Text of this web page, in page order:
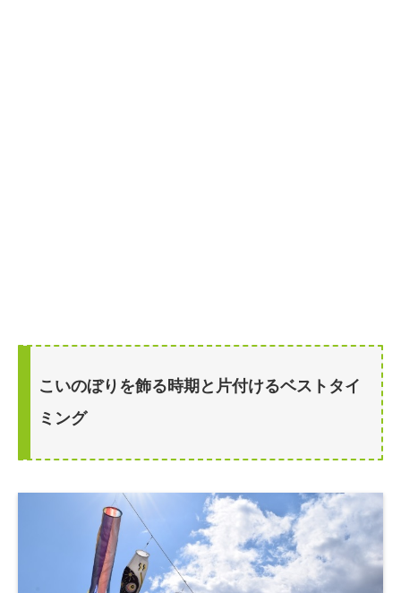
こいのぼりを飾る時期と片付けるベストタイ
ミング